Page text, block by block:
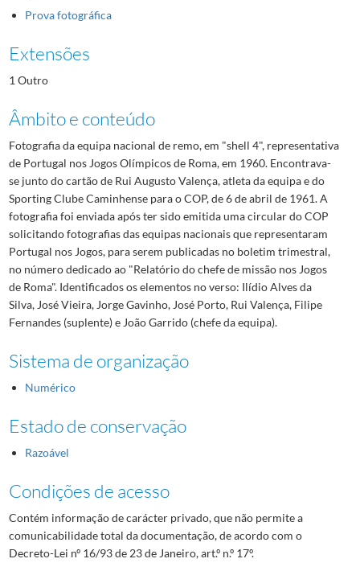
Prova fotográfica
Extensões
1 Outro
Âmbito e conteúdo
Fotografia da equipa nacional de remo, em "shell 4", representativa
de Portugal nos Jogos Olímpicos de Roma, em 1960. Encontrava-
se junto do cartão de Rui Augusto Valença, atleta da equipa e do
Sporting Clube Caminhense para o COP, de 6 de abril de 1961. A
fotografia foi enviada após ter sido emitida uma circular do COP
solicitando fotografias das equipas nacionais que representaram
Portugal nos Jogos, para serem publicadas no boletim trimestral,
no número dedicado ao "Relatório do chefe de missão nos Jogos
de Roma". Identificados os elementos no verso: Ilídio Alves da
Silva, José Vieira, Jorge Gavinho, José Porto, Rui Valença, Filipe
Fernandes (suplente) e João Garrido (chefe da equipa).
Sistema de organização
Numérico
Estado de conservação
Razoável
Condições de acesso
Contém informação de carácter privado, que não permite a
comunicabilidade total da documentação, de acordo com o
Decreto-Lei nº 16/93 de 23 de Janeiro, art.º n.º 17º.